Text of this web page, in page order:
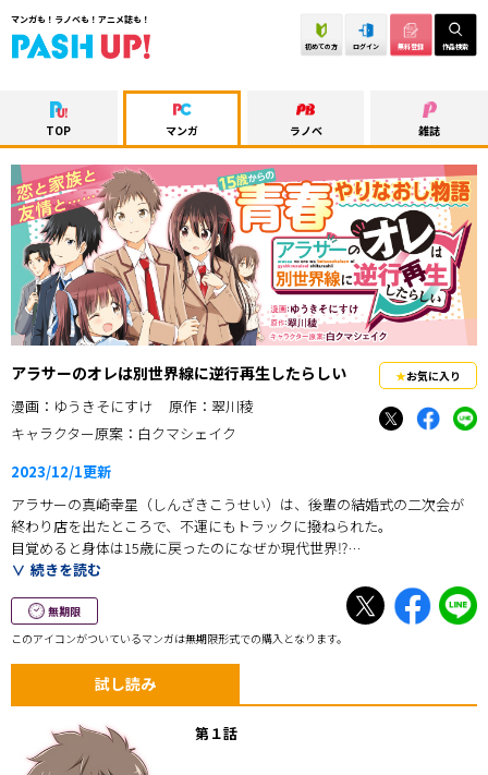
マンガも！ラノベも！アニメ誌も！
初めての方 ログイン 無料登録 作品検索
TOP マンガ ラノベ 雑誌
アラサーのオレは別世界線に逆行再生したらしい
漫画：ゆうきそにすけ
原作：翠川稜
キャラクター原案：白クマシェイク
2023/12/1更新
アラサーの真崎幸星（しんざきこうせい）は、後輩の結婚式の二次会が
終わり店を出たところで、不運にもトラックに撥ねられた。
目覚めると身体は15歳に戻ったのになぜか現代世界⁉︎
当時いるはずのなかった家族の追加で、過去とは違う家族との関わり。
これは、コミュ障ボッチで陰キャだったアラサー男の人生・青春やりな
おし物語。
続きを読む
お気に入り
無期限
このアイコンがついているマンガは無期限形式での購入となります。
試し読み
第１話